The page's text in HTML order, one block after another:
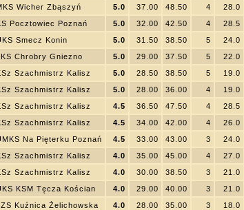
Wicher Zbąszyń 5.0 37.00 48.50 4 28.0
Pocztowiec Poznań 5.0 32.00 42.50 4 28.5
Smecz Konin 5.0 31.50 38.50 5 24.0
Chrobry Gniezno 5.0 29.00 37.50 5 22.0
Szachmistrz Kalisz 5.0 28.50 38.50 5 19.0
Szachmistrz Kalisz 5.0 28.00 36.00 4 19.0
Szachmistrz Kalisz 4.5 36.50 47.50 4 28.5
Szachmistrz Kalisz 4.5 34.00 42.00 4 26.0
Na Pięterku Poznań 4.5 33.00 43.00 3 24.0
Szachmistrz Kalisz 4.0 35.00 45.00 4 27.0
Szachmistrz Kalisz 4.0 30.00 38.50 3 21.0
KSM Tęcza Kościan 4.0 29.00 40.00 3 21.0
Kuźnica Żelichowska 4.0 28.00 35.00 3 18.0